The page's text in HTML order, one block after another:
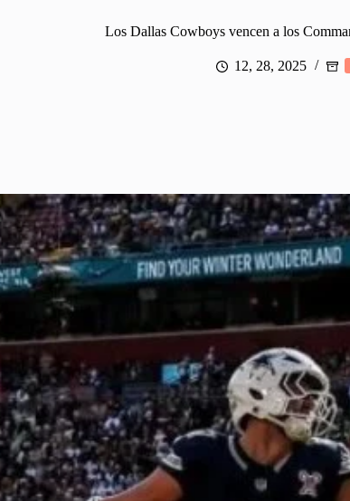
Los Dallas Cowboys vencen a los
12, 28, 2025